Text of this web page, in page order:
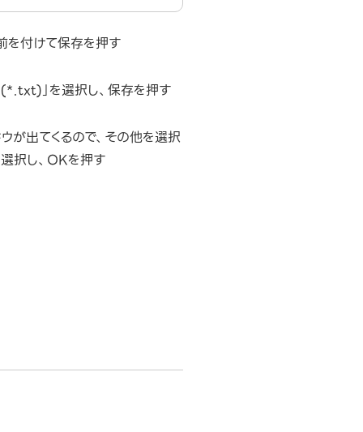
付けて保存を押す
」を選択し、保存を押す
が出てくるので、その他を選択
択し、OKを押す